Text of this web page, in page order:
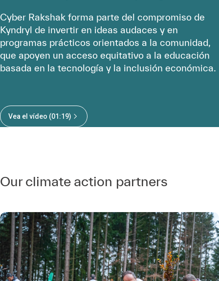
Cyber Rakshak forma parte del compromiso de
Kyndryl de invertir en ideas audaces y en
programas prácticos orientados a la comunidad,
que apoyen un acceso equitativo a la educación
basada en la tecnología y la inclusión económica.
Vea el vídeo (01:19)
Our climate action partners